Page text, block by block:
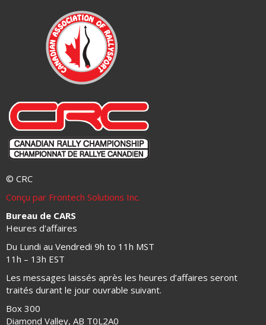
© CRC
Conçu par Frontech Solutions Inc.
Bureau de CARS
Heures d'affaires
Du Lundi au Vendredi 9h to 11h MST
11h – 13h EST
Les messages laissés après les heures d’affaires seront
traités durant le jour ouvrable suivant.
Box 300
Diamond Valley, AB T0L2A0